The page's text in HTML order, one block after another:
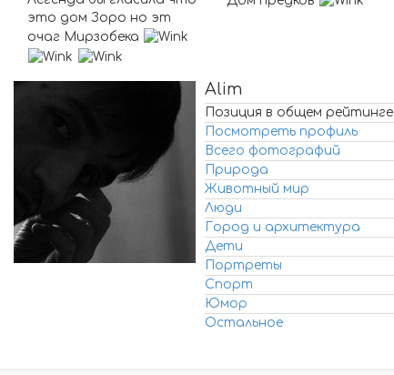
это дом Зоро но эт
очаг Мирзобека
Alim
Позиция в общем рейтинге
Посмотреть профиль
Всего фотографий
Природа
Животный мир
Люди
Город и архитектура
Дети
Портреты
Спорт
Юмор
Остальное